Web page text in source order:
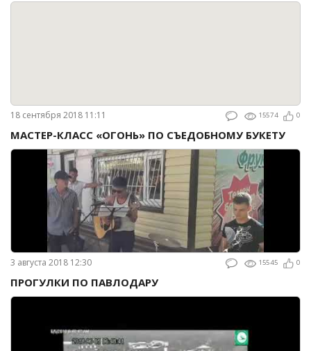
18 сентября 2018 11:11 15574 0
МАСТЕР-КЛАСС «ОГОНЬ» ПО СЪЕДОБНОМУ БУКЕТУ
3 августа 2018 12:30 15545 0
ПРОГУЛКИ ПО ПАВЛОДАРУ